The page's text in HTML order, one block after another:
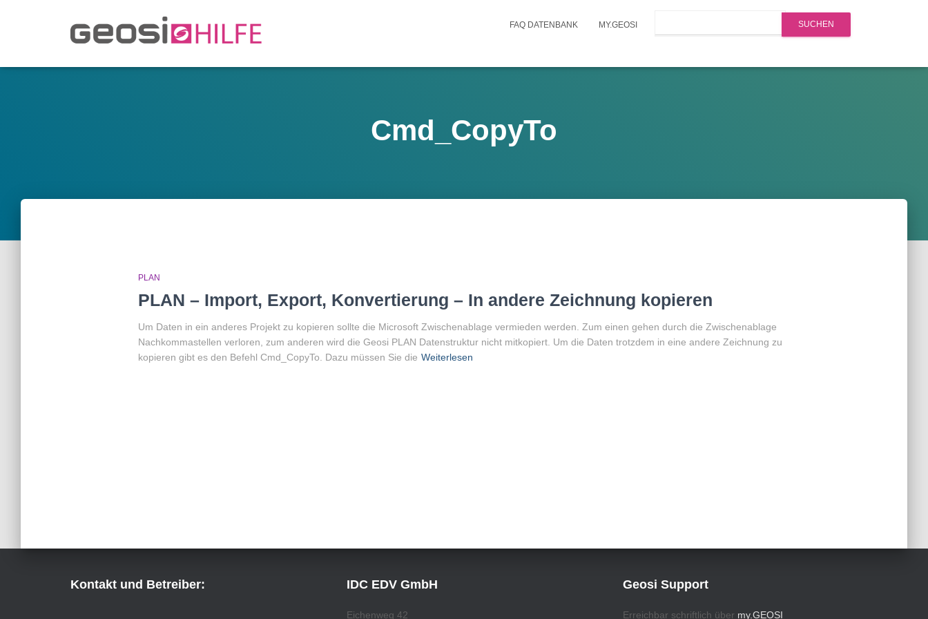
FAQ DATENBANK MY.GEOSI
Cmd_CopyTo
PLAN
PLAN – Import, Export, Konvertierung – In andere Zeichnung kopieren
Um Daten in ein anderes Projekt zu kopieren sollte die Microsoft Zwischenablage vermieden werden. Zum einen gehen durch die Zwischenablage
Nachkommastellen verloren, zum anderen wird die Geosi PLAN Datenstruktur nicht mitkopiert. Um die Daten trotzdem in eine andere Zeichnung zu
kopieren gibt es den Befehl Cmd_CopyTo. Dazu müssen Sie die Weiterlesen
Kontakt und Betreiber: IDC EDV GmbH
Eichenweg 42
Geosi Support
Erreichbar schriftlich über my.GEOSI